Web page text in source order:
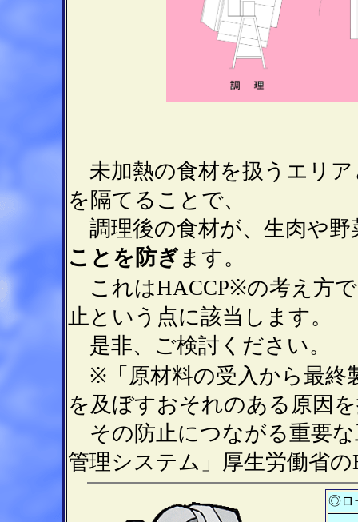
未加熱の食材を扱うエリア
を隔てることで、
調理後の食材が、生肉や野
ことを防ぎ ます。
これはHACCP※の考え方
止という点に該当します。
是非、ご検討ください。
※ 「原材料の受入から最
を及ぼすおそれのある原因
その防止につながる重要な
管理システム」厚生労働省の
◎ロ